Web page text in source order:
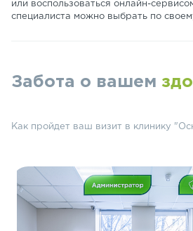
или воспользоваться онлайн-
специалиста можно выбрать по
Забота о вашем
Как пройдет ваш визит в клинику